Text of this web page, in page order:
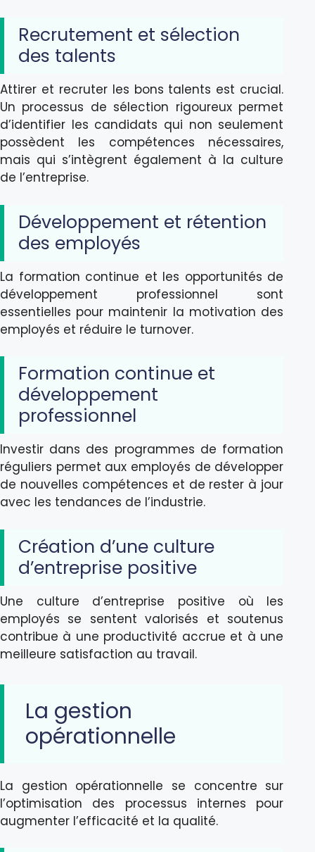
Recrutement et sélection
des talents
Attirer et recruter les bons talents est crucial.
Un processus de sélection rigoureux permet
d’identifier les candidats qui non seulement
possèdent les compétences nécessaires,
mais qui s’intègrent également à la culture
de l’entreprise.
Développement et rétention
des employés
La formation continue et les opportunités de
développement professionnel sont
essentielles pour maintenir la motivation des
employés et réduire le turnover.
Formation continue et
développement
professionnel
Investir dans des programmes de formation
réguliers permet aux employés de développer
de nouvelles compétences et de rester à jour
avec les tendances de l’industrie.
Création d’une culture
d’entreprise positive
Une culture d’entreprise positive où les
employés se sentent valorisés et soutenus
contribue à une productivité accrue et à une
meilleure satisfaction au travail.
La gestion
opérationnelle
La gestion opérationnelle se concentre sur
l’optimisation des processus internes pour
augmenter l’efficacité et la qualité.